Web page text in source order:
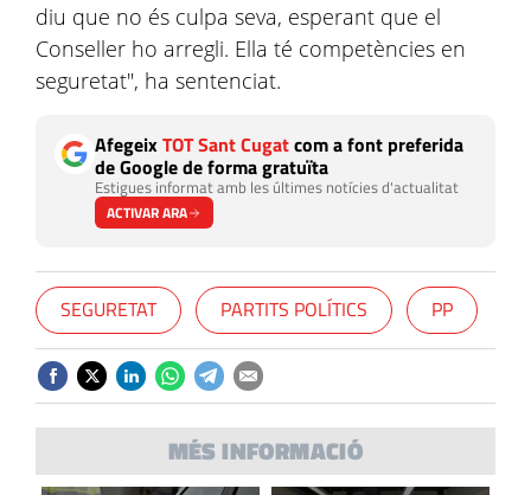
diu que no és culpa seva, esperant que el
Conseller ho arregli. Ella té competències en
seguretat", ha sentenciat.
AfegeixTOT Sant Cugatcom a font preferida
de Google de forma gratuïta
Estigues informat amb les últimes notícies d'actualitat
ACTIVAR ARA
SEGURETAT PARTITS POLÍTICS PP
MÉS INFORMACIÓ